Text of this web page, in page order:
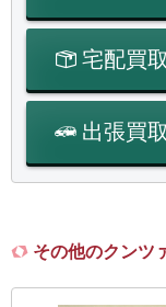
宅配買
出張買
その他のクンツ